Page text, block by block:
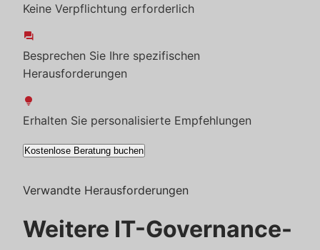
Keine Verpflichtung erforderlich
forum
Besprechen Sie Ihre spezifischen
Herausforderungen
lightbulb
Erhalten Sie personalisierte Empfehlungen
Kostenlose Beratung buchen
Verwandte Herausforderungen
Weitere IT-Governance-